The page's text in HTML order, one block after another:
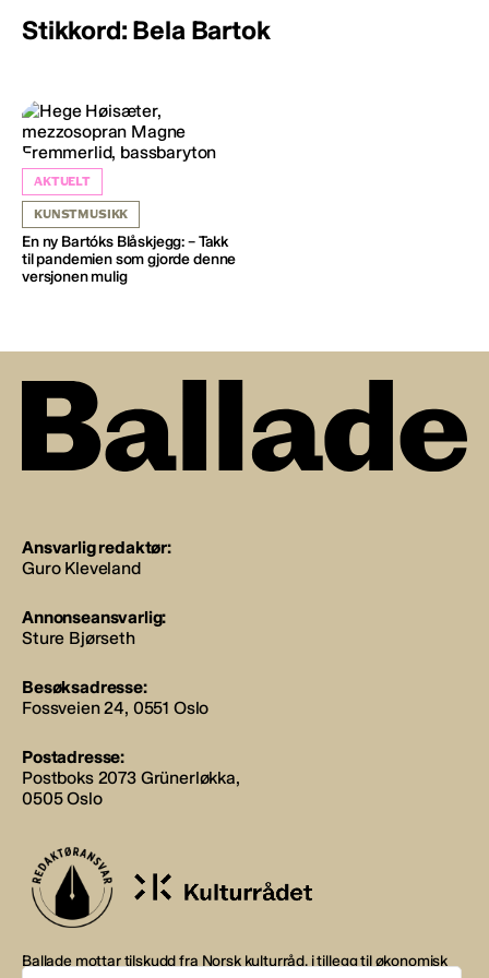
Stikkord: Bela Bartok
AKTUELT
KUNSTMUSIKK
En ny Bartóks Blåskjegg: – Takk
til pandemien som gjorde denne
versjonen mulig
Ansvarlig redaktør:
Guro Kleveland
Annonseansvarlig:
Sture Bjørseth
Besøksadresse:
Fossveien 24, 0551 Oslo
Postadresse:
Postboks 2073 Grünerløkka,
0505 Oslo
Ballade mottar tilskudd fra Norsk kulturråd, i tillegg til økonomisk